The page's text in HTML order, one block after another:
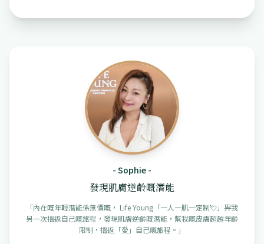
- Sophie -
發現肌膚逆齡嘅潛能
「內在嘅年輕潛能係無價嘅， Life Young「一人一肌一定制💘」畀我
另一次搵返自己嘅旅程，發現肌膚逆齡嘅潛能，幫我嘅皮膚超越年齡
限制，搵返「愛」自己嘅旅程。 」